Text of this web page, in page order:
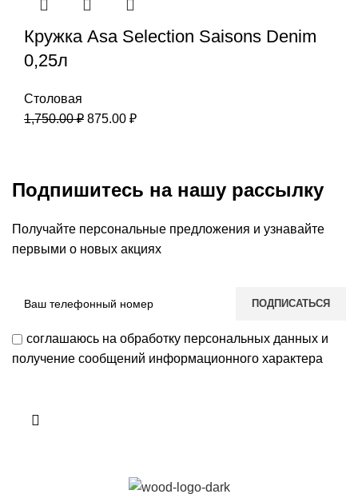
Кружка Asa Selection Saisons Denim
0,25л
Столовая
1,750.00₽ 875.00 ₽
Подпишитесь на нашу рассылку
Получайте персональные предложения и узнавайте
первыми о новых акциях
соглашаюсь на обработку персональных данных и
получение сообщений информационного характера